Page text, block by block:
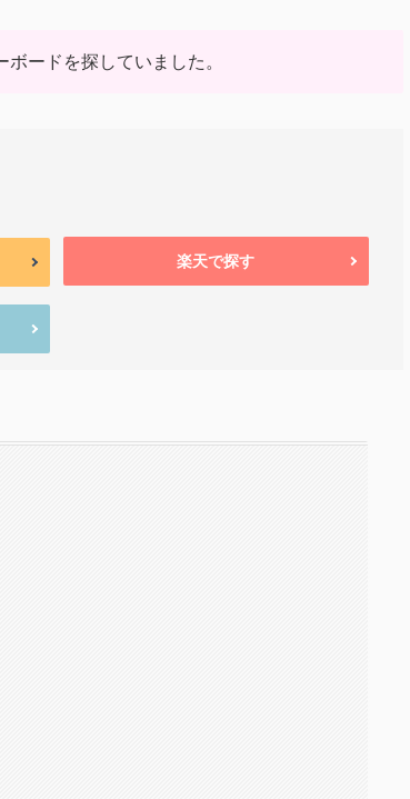
ードを探していました。
楽天で探す